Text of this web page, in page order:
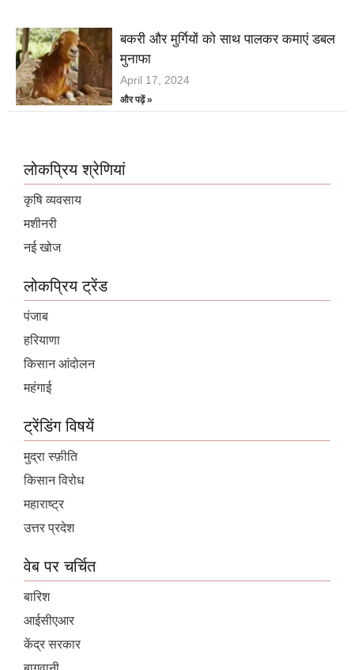
बकरी और मुर्गियों को साथ पालकर कमाएं डबल
मुनाफा
April 17, 2024
और पढ़ें »
लोकप्रिय श्रेणियां
कृषि व्यवसाय
मशीनरी
नई खोज
लोकप्रिय ट्रेंड
पंजाब
हरियाणा
किसान आंदोलन
महंगाई
ट्रेंडिंग विषयें
मुद्रा स्फ़ीति
किसान विरोध
महाराष्ट्र
उत्तर प्रदेश
वेब पर चर्चित
बारिश
आईसीएआर
केंद्र सरकार